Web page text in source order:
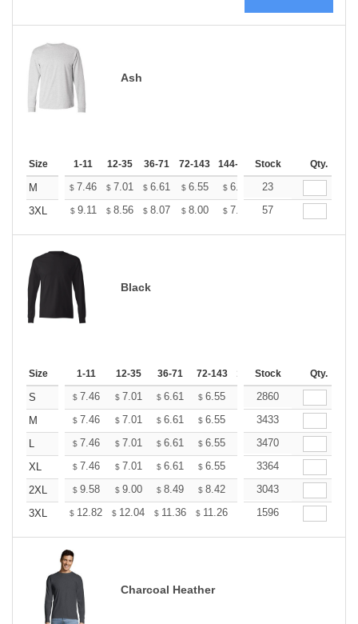
Ash
Size 1-11 12-35 36-71 72-143 144-287 288 + More
Stock Qty.
M $ 7.46 $ 7.01 $ 6.61 $ 6.55 $ 6.44 $6.38
23
3XL
$ 9.11 $ 8.56 $ 8.07 $ 8.00 $ 7.87 $7.80
57
Black
Size 1-11 12-35 36-71 72-143 144-287 288 + More
Stock Qty.
S $ 7.46 $ 7.01 $ 6.61 $ 6.55 6.44
2860
M
$ 7.46 $ 7.01 $ 6.61 $ 6.55 6.44
3433
L
$ 7.46 $ 7.01 $ 6.61 $ 6.55 6.44
3470
XL
$ 7.46 $ 7.01 $ 6.61 $ 6.55 6.44
3364
2XL
$ 9.58 $ 9.00 $ 8.49 $ 8.42 8.28
3043
3XL
$ 12.82 $ 12.04 $ 11.36 $ 11.26 11.07
1596
Charcoal Heather